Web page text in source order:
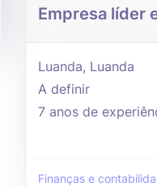
Empresa líder
Luanda, Luanda
A definir
7 anos de
Finanças e